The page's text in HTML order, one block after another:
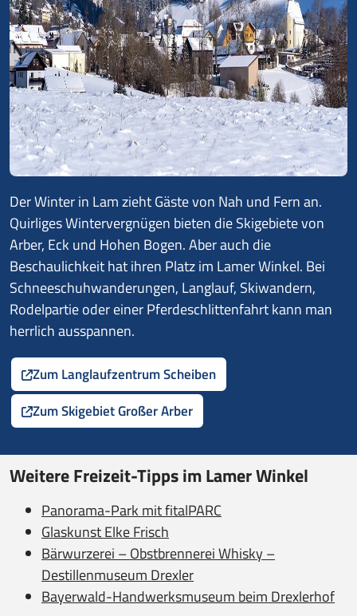
Der Winter in Lam zieht Gäste von Nah und Fern an.
Quirliges Wintervergnügen bieten die Skigebiete von
Arber, Eck und Hohen Bogen. Aber auch die
Beschaulichkeit hat ihren Platz im Lamer Winkel. Bei
Schneeschuhwanderungen, Langlauf, Skiwandern,
Rodelpartie oder einer Pferdeschlittenfahrt kann man
herrlich ausspannen.
Zum Langlaufzentrum Scheiben
Zum Skigebiet Großer Arber
Weitere Freizeit-Tipps im Lamer Winkel
Panorama-Park mit fitalPARC
Glaskunst Elke Frisch
Bärwurzerei – Obstbrennerei Whisky –
Destillenmuseum Drexler
Bayerwald-Handwerksmuseum beim Drexlerhof